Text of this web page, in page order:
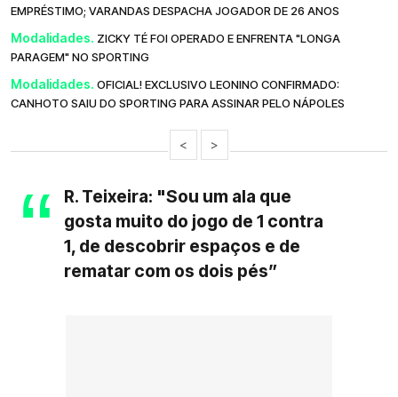
EMPRÉSTIMO; VARANDAS DESPACHA JOGADOR DE 26 ANOS
Modalidades. ZICKY TÉ FOI OPERADO E ENFRENTA "LONGA
PARAGEM" NO SPORTING
Modalidades. OFICIAL! EXCLUSIVO LEONINO CONFIRMADO:
CANHOTO SAIU DO SPORTING PARA ASSINAR PELO NÁPOLES
< >
R. Teixeira: "Sou um ala que
gosta muito do jogo de 1 contra
1, de descobrir espaços e de
rematar com os dois pés”